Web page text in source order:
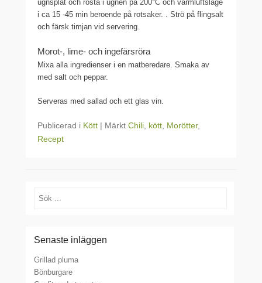
ugnsplåt och rosta i ugnen på 200°C och varmluftsläge
i ca 15 -45 min beroende på rotsaker. . Strö på flingsalt
och färsk timjan vid servering.
Morot-, lime- och ingefärsröra
Mixa alla ingredienser i en matberedare. Smaka av
med salt och peppar.
Serveras med sallad och ett glas vin.
Publicerad i Kött | Märkt Chili kött Morötter,
Recept
Sök
Senaste inläggen
Grillad pluma
Bönburgare